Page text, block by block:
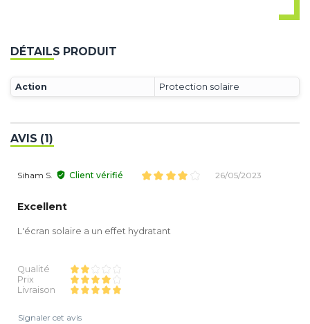
DÉTAILS PRODUIT
Action Protection solaire
AVIS (1)
Siham S. Client vérifié 26/05/2023
Excellent
L'écran solaire a un effet hydratant
Qualité
Prix
Livraison
Signaler cet avis